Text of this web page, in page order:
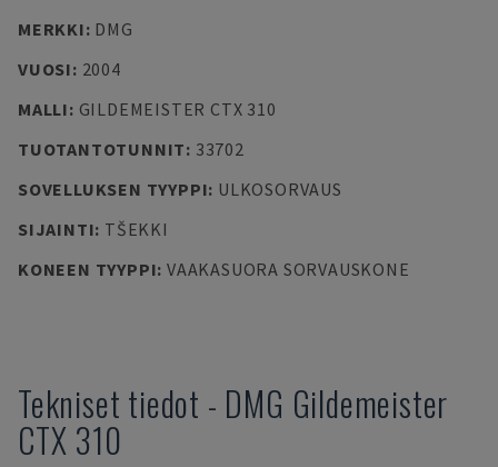
MERKKI: DMG
VUOSI: 2004
MALLI: GILDEMEISTER CTX 310
TUOTANTOTUNNIT: 33702
SOVELLUKSEN TYYPPI: ULKOSORVAUS
SIJAINTI: TŠEKKI
KONEEN TYYPPI: VAAKASUORA SORVAUSKONE
Tekniset tiedot - DMG Gildemeister
CTX 310